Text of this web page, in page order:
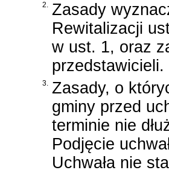
2. Zasady
Rewitalizacji
w ust. 1, oraz
przedstawicieli.
3. Zasady, o
gminy przed
terminie nie
Podjęcie
Uchwała nie